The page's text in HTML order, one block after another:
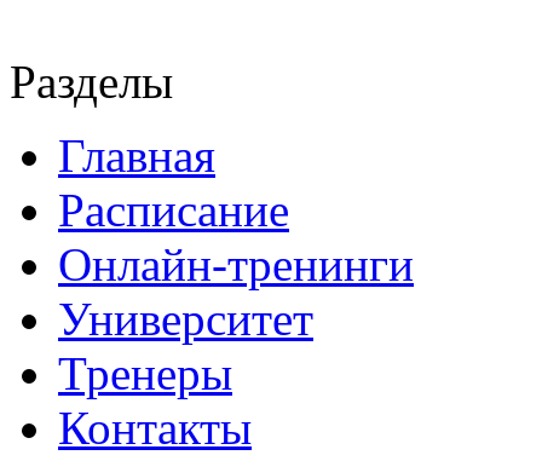
Разделы
Главная
Расписание
Онлайн-тренинги
Университет
Тренеры
Контакты